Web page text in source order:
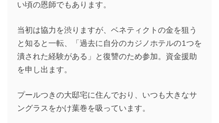
い頃の恩師でもあります。
当初は協力を渋りますが、ベネティクトの金を狙う
と知ると一転、「過去に自分のカジノホテルの1つを
潰された経験がある」と復讐のため参加。資金援助
を申し出ます。
プールつきの大邸宅に住んでおり、いつも大きなサ
ングラスをかけ葉巻を吸っています。